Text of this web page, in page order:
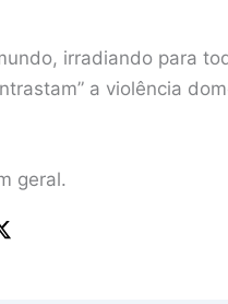
irradiando para
a violência
geral.